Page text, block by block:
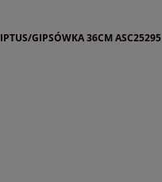
GIPSÓWKA 36CM ASC25295